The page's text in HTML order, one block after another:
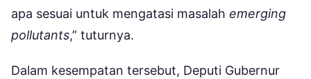
apa sesuai untuk mengatasi masalah emerging
pollutants,” tuturnya.
Dalam kesempatan tersebut, Deputi Gubernur